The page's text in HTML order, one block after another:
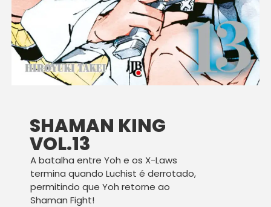
SHAMAN KING
VOL.13
A batalha entre Yoh e os X-Laws
termina quando Luchist é derrotado,
permitindo que Yoh retorne ao
Shaman Fight!